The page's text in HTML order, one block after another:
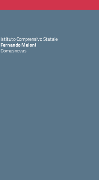
Istituto Comprensivo Statale
Fernando Meloni
Domusnovas